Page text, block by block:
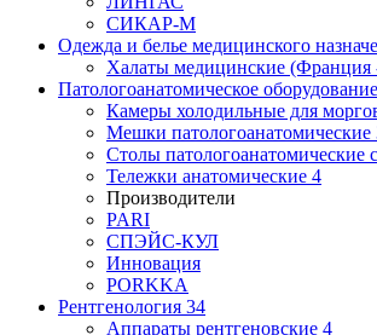
СИКАР-М
Одежда и белье медицинского
Халаты медицинские (Франция
Патологоанатомическое
Камеры холодильные для
Мешки патологоанатомические
Столы патологоанатомические
Тележки анатомические 4
Производители
PARI
СПЭЙС-КУЛ
Инновация
PORKKA
Рентгенология 34
Аппараты рентгеновские 4